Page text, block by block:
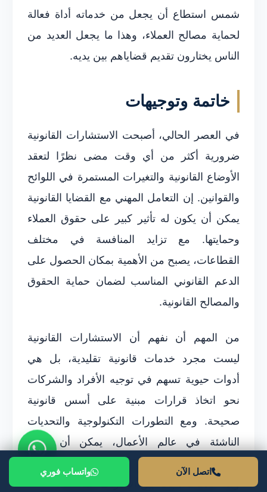
شمس استطاع أن يجعل من خدماته أداة فعالة
لحماية مصالح العملاء، وهذا ما يجعل العديد من
الناس يختارون تقديم قضاياهم بين يديه.
خاتمة وتوجيهات
في العصر الحالي، أصبحت الاستشارات القانونية
ضرورية أكثر من أي وقت مضى نظرًا لتعقد
الأوضاع القانونية والتغيرات المستمرة في اللوائح
والقوانين. إن التعامل المهني مع القضايا القانونية
يمكن أن يكون له تأثير كبير على حقوق العملاء
وحمايتها. مع تزايد المنافسة في مختلف
القطاعات، يصبح من الأهمية بمكان الحصول على
الدعم القانوني المناسب لضمان حماية الحقوق
والمصالح القانونية.
من المهم أن نفهم أن الاستشارات القانونية
ليست مجرد خدمات قانونية تقليدية، بل هي
أدوات حيوية تسهم في توجيه الأفراد والشركات
نحو اتخاذ قرارات مبنية على أسس قانونية
صحيحة. ومع التطورات التكنولوجية والتحديات
الناشئة في عالم الأعمال، يمكن أن تلعب
الاستشارات القانونية دورًا محوريًا في تعزيز الثقة
وبناء علاقات ناجحة بين الأطراف المختلفة.
اتصل الآن واتساب فوري